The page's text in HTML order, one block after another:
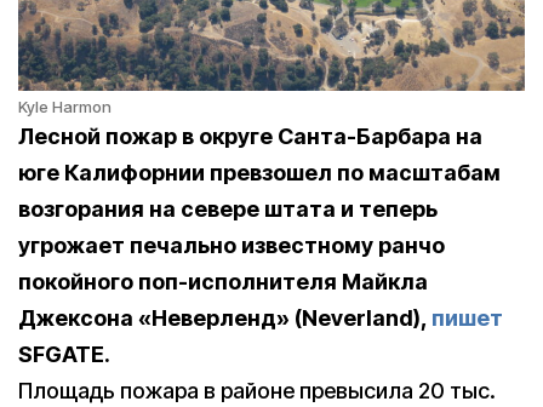
Kyle Harmon
Лесной пожар в округе Санта-Барбара на
юге Калифорнии превзошел по масштабам
возгорания на севере штата и теперь
угрожает печально известному ранчо
покойного поп-исполнителя Майкла
Джексона «Неверленд» (Neverland), пишет
SFGATE.
Площадь пожара в районе превысила 20 тыс.